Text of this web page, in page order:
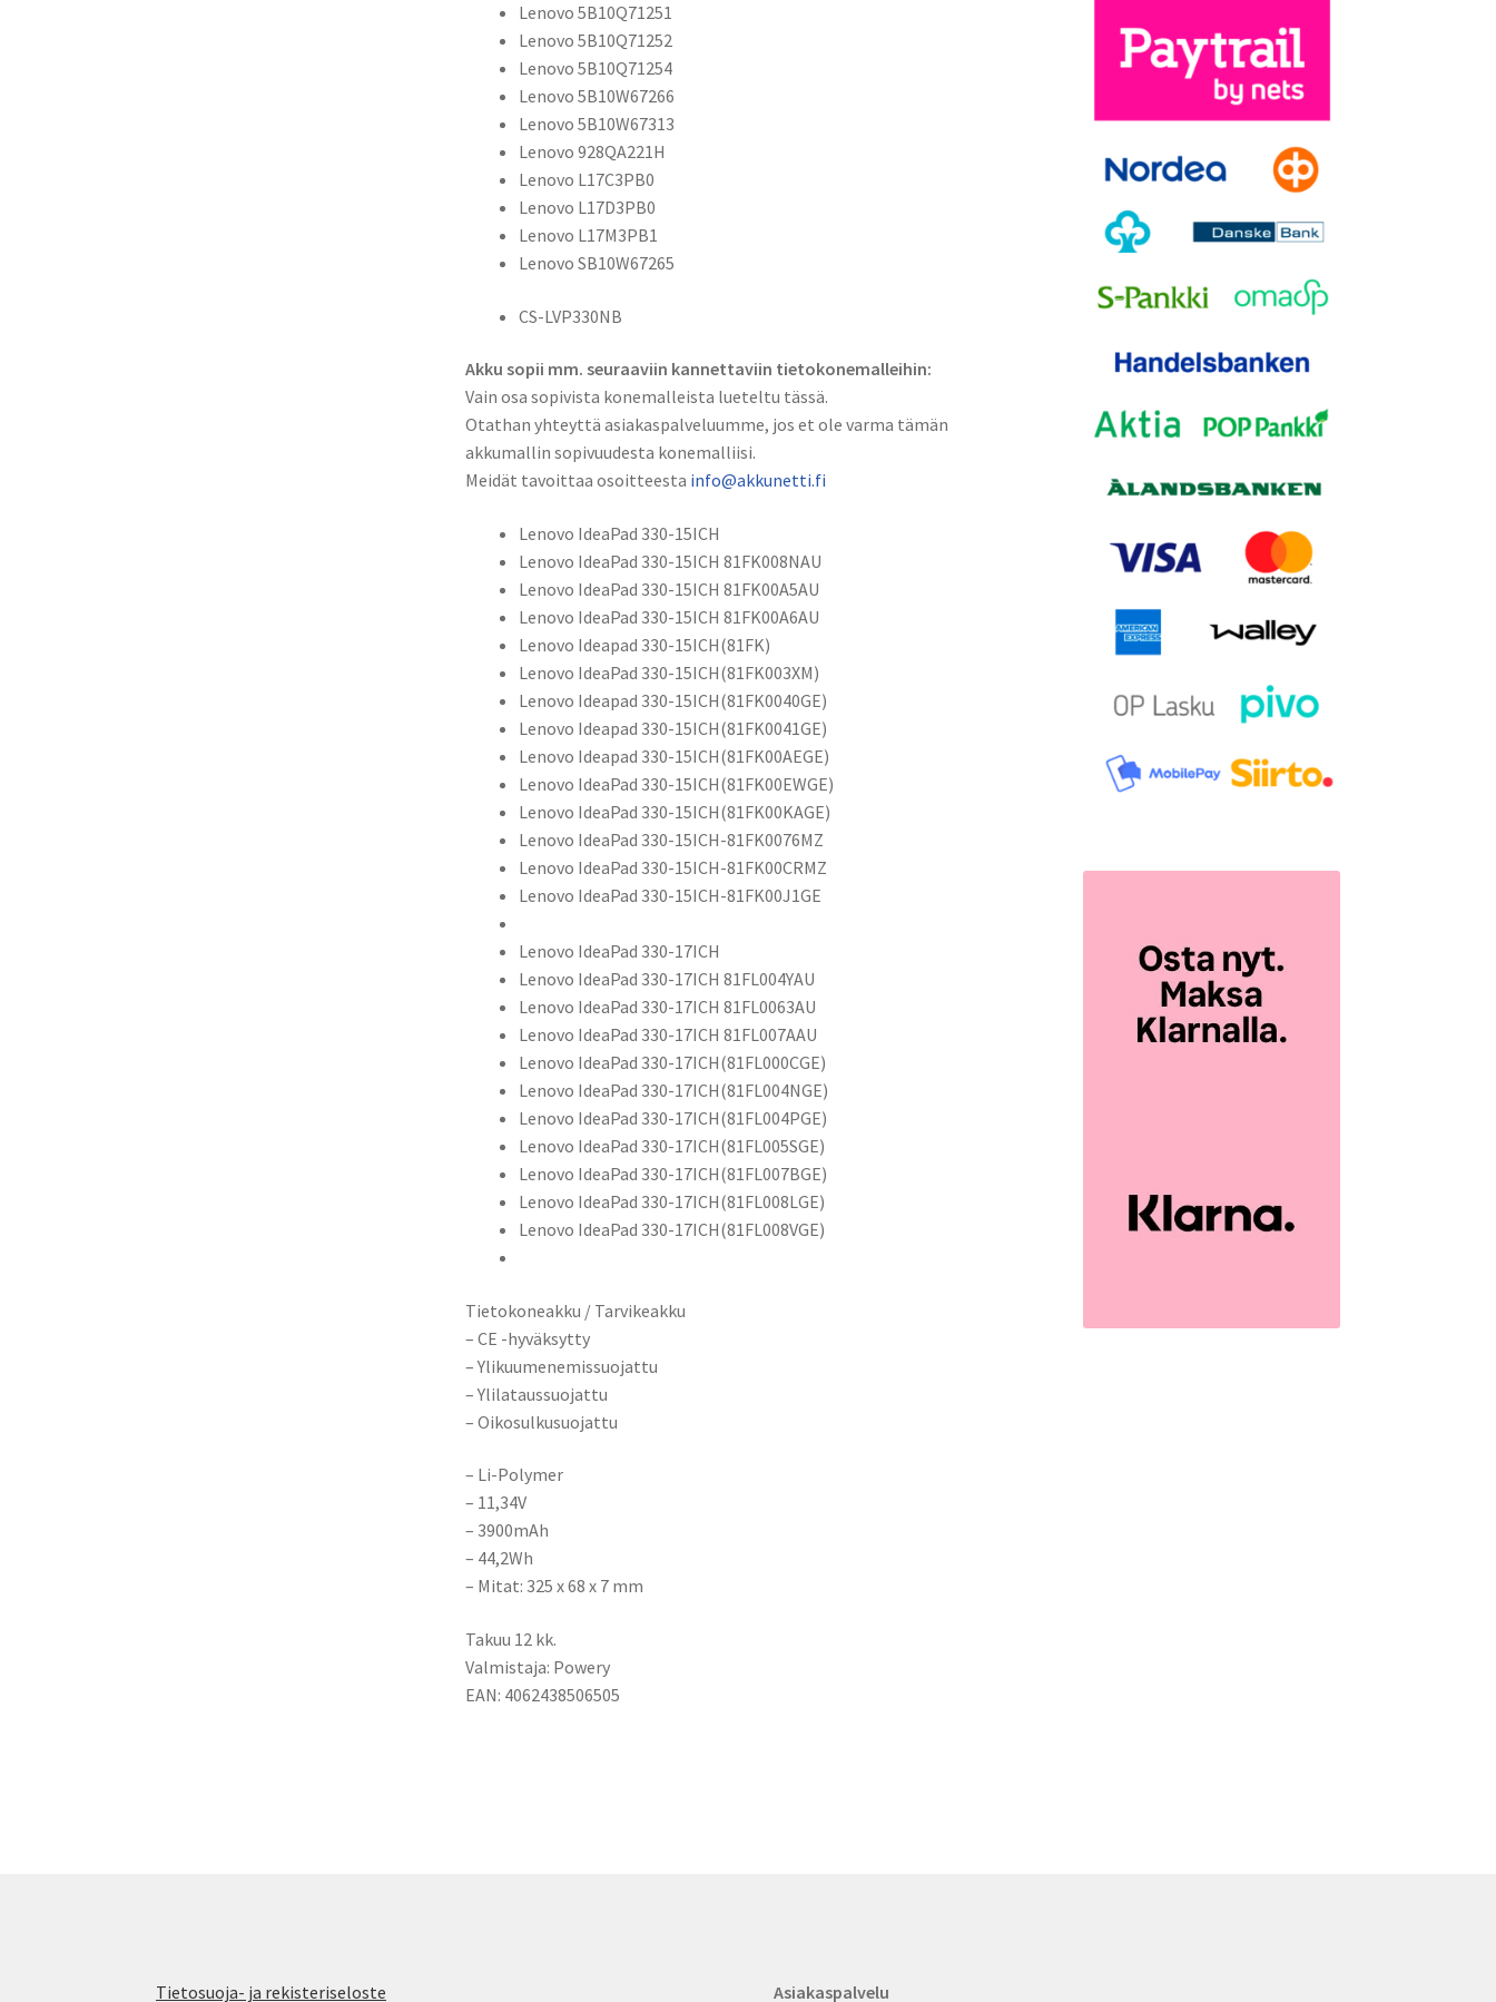
CS-
LVP330NB
määrä
Lenovo 5B10Q71251
Lenovo 5B10Q71252
Lenovo 5B10Q71254
Lenovo 5B10W67266
Lenovo 5B10W67313
Lenovo 928QA221H
Lenovo L17C3PB0
Lenovo L17D3PB0
Lenovo L17M3PB1
Lenovo SB10W67265
CS-LVP330NB
Akku sopii mm. seuraaviin kannettaviin tietokonemalleihin:
Vain osa sopivista konemalleista lueteltu tässä.
Otathan yhteyttä asiakaspalveluumme, jos et ole varma tämän
akkumallin sopivuudesta konemalliisi.
Meidät tavoittaa osoitteesta info@akkunetti.fi
Lenovo IdeaPad 330-15ICH
Lenovo IdeaPad 330-15ICH 81FK008NAU
Lenovo IdeaPad 330-15ICH 81FK00A5AU
Lenovo IdeaPad 330-15ICH 81FK00A6AU
Lenovo Ideapad 330-15ICH(81FK)
Lenovo IdeaPad 330-15ICH(81FK003XM)
Lenovo Ideapad 330-15ICH(81FK0040GE)
Lenovo Ideapad 330-15ICH(81FK0041GE)
Lenovo Ideapad 330-15ICH(81FK00AEGE)
Lenovo IdeaPad 330-15ICH(81FK00EWGE)
Lenovo IdeaPad 330-15ICH(81FK00KAGE)
Lenovo IdeaPad 330-15ICH-81FK0076MZ
Lenovo IdeaPad 330-15ICH-81FK00CRMZ
Lenovo IdeaPad 330-15ICH-81FK00J1GE
Lenovo IdeaPad 330-17ICH
Lenovo IdeaPad 330-17ICH 81FL004YAU
Lenovo IdeaPad 330-17ICH 81FL0063AU
Lenovo IdeaPad 330-17ICH 81FL007AAU
Lenovo IdeaPad 330-17ICH(81FL000CGE)
Lenovo IdeaPad 330-17ICH(81FL004NGE)
Lenovo IdeaPad 330-17ICH(81FL004PGE)
Lenovo IdeaPad 330-17ICH(81FL005SGE)
Lenovo IdeaPad 330-17ICH(81FL007BGE)
Lenovo IdeaPad 330-17ICH(81FL008LGE)
Lenovo IdeaPad 330-17ICH(81FL008VGE)
Tietokoneakku / Tarvikeakku
– CE -hyväksytty
– Ylikuumenemissuojattu
– Ylilataussuojattu
– Oikosulkusuojattu
– Li-Polymer
– 11,34V
– 3900mAh
– 44,2Wh
– Mitat: 325 x 68 x 7 mm
Takuu 12 kk.
Valmistaja: Powery
EAN: 4062438506505
Tietosuoja- ja rekisteriseloste Asiakaspalvelu